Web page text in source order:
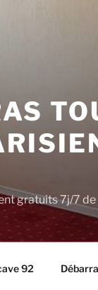
gratuits 7j/7 de
92